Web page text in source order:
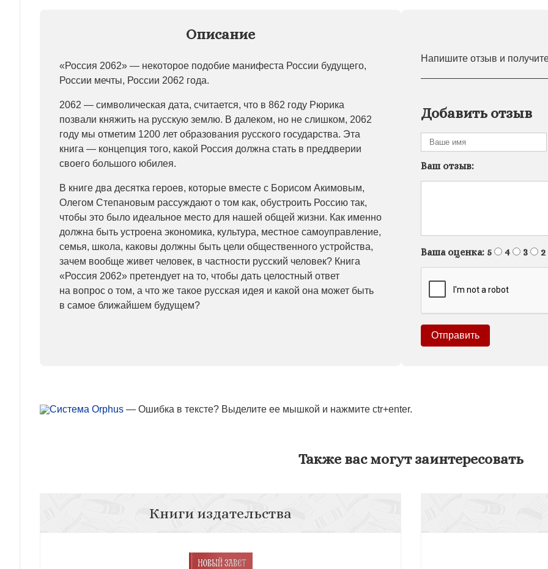
Описание
«Россия 2062» — некоторое подобие манифеста России будущего,
России мечты, России 2062 года.
2062 — символическая дата, считается, что в 862 году Рюрика
позвали княжить на русскую землю. В далеком, но не слишком, 2062
году мы отметим 1200 лет образования русского государства. Эта
книга — концепция того, какой Россия должна стать в преддверии
своего большого юбилея.
В книге два десятка героев, которые вместе с Борисом Акимовым,
Олегом Степановым рассуждают о том как, обустроить Россию так,
чтобы это было идеальное место для нашей общей жизни. Как именно
должна быть устроена экономика, культура, местное самоуправление,
семья, школа, каковы должны быть цели общественного устройства,
зачем вообще живет человек, в частности русский человек? Книга
«Россия 2062» претендует на то, чтобы дать целостный ответ
на вопрос о том, а что же такое русская идея и какой она может быть
в самое ближайшем будущем?
Напишите отзыв и
Добавить отзыв
Ваш отзыв:
Ваша оценка: 5 4 3 2
— Ошибка в тексте? Выделите ее мышкой и нажмите ctr+enter.
Также вас могут заинтересовать
Книги издательства